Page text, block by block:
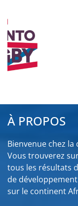
À PROPOS
Bienvenue chez
Vous trouverez
tous les résultats
de
sur le continent